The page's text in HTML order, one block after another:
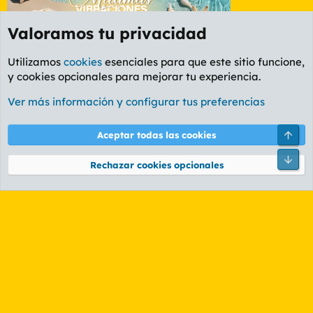
Foro General
Cookies
PL OLDSTYLE AMARILLO
Términos y reglas Política de privacidad Ayuda
Community platform by XenForo® © 2010-2026 XenForo Ltd.
Valoramos tu privacidad
Utilizamos cookies esenciales para que este sitio funcione,
y cookies opcionales para mejorar tu experiencia.
Ver más información y configurar tus preferencias
Aceptar todas las cookies
Rechazar cookies opcionales
Pie